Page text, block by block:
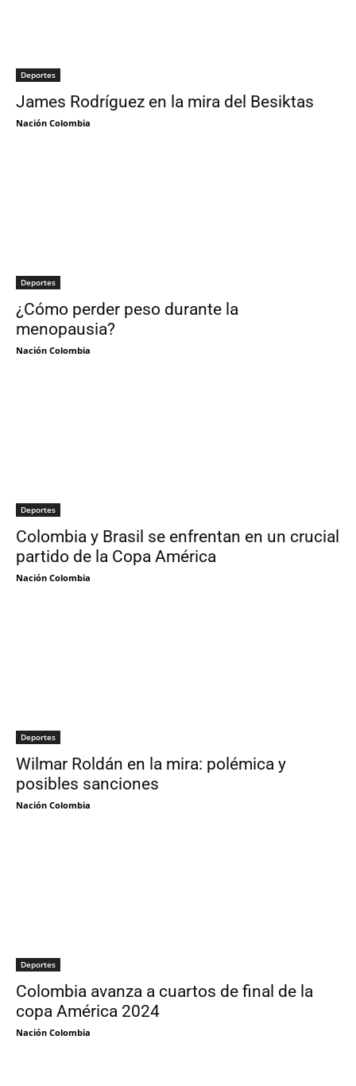
Deportes
James Rodríguez en la mira del Besiktas
Nación Colombia
Deportes
¿Cómo perder peso durante la
menopausia?
Nación Colombia
Deportes
Colombia y Brasil se enfrentan en un crucial
partido de la Copa América
Nación Colombia
Deportes
Wilmar Roldán en la mira: polémica y
posibles sanciones
Nación Colombia
Deportes
Colombia avanza a cuartos de final de la
copa América 2024
Nación Colombia